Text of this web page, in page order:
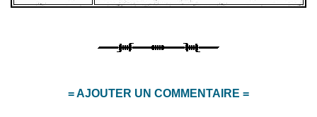
= AJOUTER UN COMMENTAIRE =